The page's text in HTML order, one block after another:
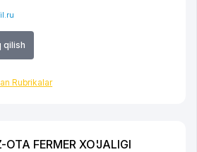
qilish
Rubrikalar
FERMER XO'JALIGI